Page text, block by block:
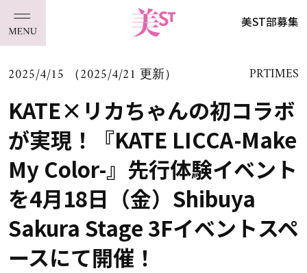
美ST部募集
2025/4/15 （2025/4/21 更新） PRTIMES
KATE×リカちゃんの初コラボ
が実現！『KATE LICCA-Make
My Color-』先行体験イベント
を4月18日（金）Shibuya
Sakura Stage 3Fイベントスペ
ースにて開催！